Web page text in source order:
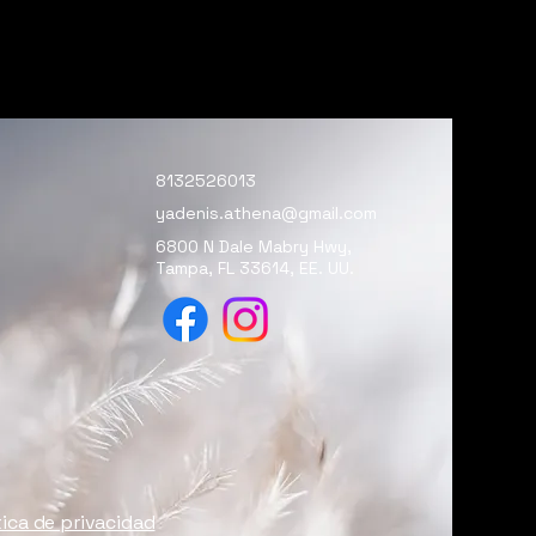
8132526013
yadenis.athena@gmail.com
6800 N Dale Mabry Hwy,
Tampa, FL 33614, EE. UU.
de privacidad